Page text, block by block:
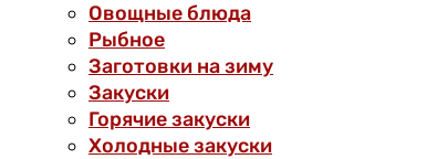
Овощные блюда
Рыбное
Заготовки на зиму
Закуски
Горячие закуски
Холодные закуски